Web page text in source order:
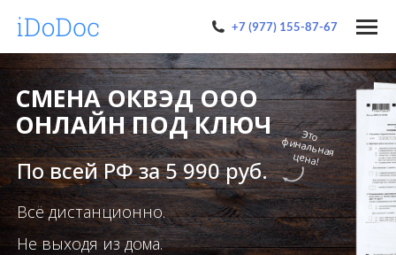
+7 (977) 155-87-67
CМЕНА ОКВЭД ООО
ОНЛАЙН ПОД КЛЮЧ
По всей РФ за 5 990 руб.
Всё дистанционно.
Не выходя из дома.
Это
финальная
цена!